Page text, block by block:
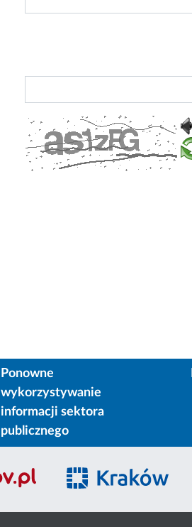
Ponowne
wykorzystywanie
informacji sektora
publicznego